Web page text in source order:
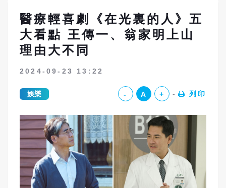
醫療輕喜劇《在光裏的人》五
大看點 王傳一、翁家明上山
理由大不同
2024-09-23 13:22
娛樂 - A + 列印